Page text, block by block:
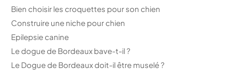
Bien choisir les croquettes pour son chien
Construire une niche pour chien
Epilepsie canine
Le dogue de Bordeaux bave-t-il ?
Le Dogue de Bordeaux doit-il être muselé ?